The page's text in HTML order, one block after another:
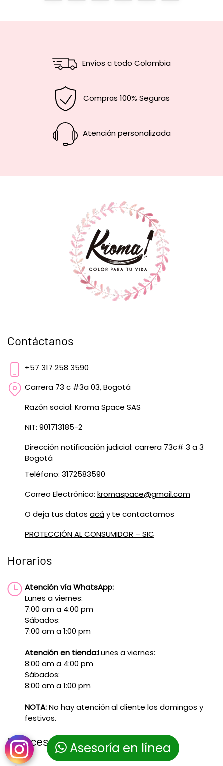
Envíos a todo Colombia
Compras 100% Seguras
Atención personalizada
Asesoría en línea
Contáctanos
+57 317 258 3590
Carrera 73 c #3a 03, Bogotá
Razón social: Kroma Space SAS
NIT: 901713185-2
Dirección notificación judicial: carrera 73c# 3 a 3
Bogotá
Teléfono: 3172583590
Correo Electrónico: kromaspace@gmail.com
O deja tus datos acáy te contactamos
PROTECCIÓN AL CONSUMIDOR – SIC
Horarios
Atención vía WhatsApp:
Lunes a viernes:
7:00 am a 4:00 pm
Sábados:
7:00 am a 1:00 pm
Atención en tienda:Lunes a viernes:
8:00 am a 4:00 pm
Sábados:
8:00 am a 1:00 pm
NOTA:No hay atención al cliente los domingos y
festivos.
Enlaces de interés